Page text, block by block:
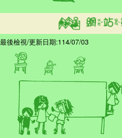
最後檢視/更新日期:114/07/03